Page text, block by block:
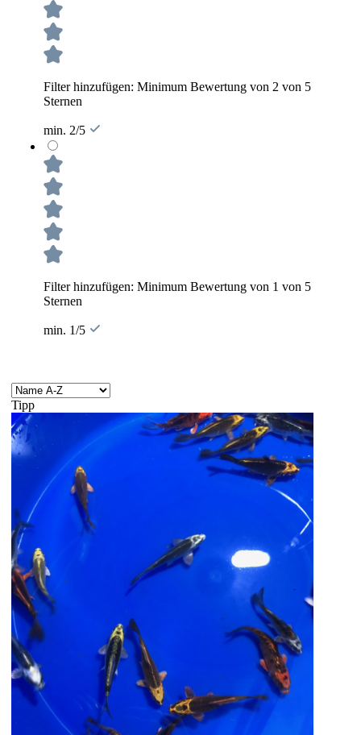
Filter hinzufügen: Minimum Bewertung von 2 von 5
Sternen
min. 2/5
Filter hinzufügen: Minimum Bewertung von 1 von 5
Sternen
min. 1/5
Tipp